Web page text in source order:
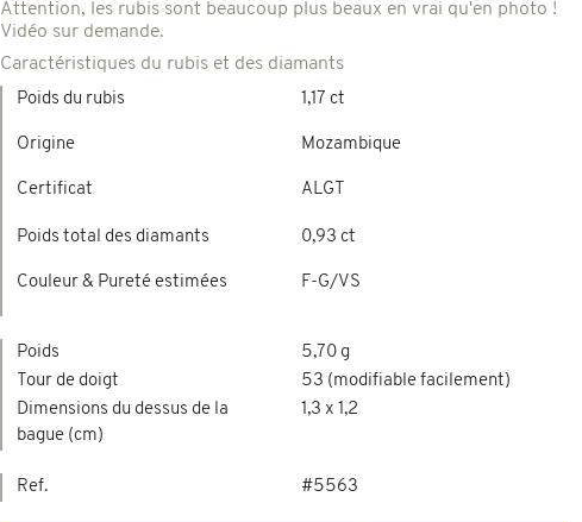
Attention, les rubis sont beaucoup plus beaux en vrai qu'en photo !
Vidéo sur demande.
Caractéristiques du rubis et des diamants
Poids du rubis
Origine
Certificat
1,17 ct
Mozambique
ALGT
Poids total des diamants
Couleur & Pureté estimées
0,93 ct
F-G/VS
Poids
5,70 g
Tour de doigt
53 (modifiable facilement)
Dimensions du dessus de la
bague (cm)
1,3 x 1,2
Ref. #5563